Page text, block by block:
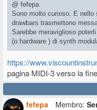
@ fefepa
Sono molto curioso. E nello
drawbars trasmettono
Sarebbe meraviglioso
(o hardware ) di synth
https://
pagina MIDI-3 verso la
fefepa
Membro: